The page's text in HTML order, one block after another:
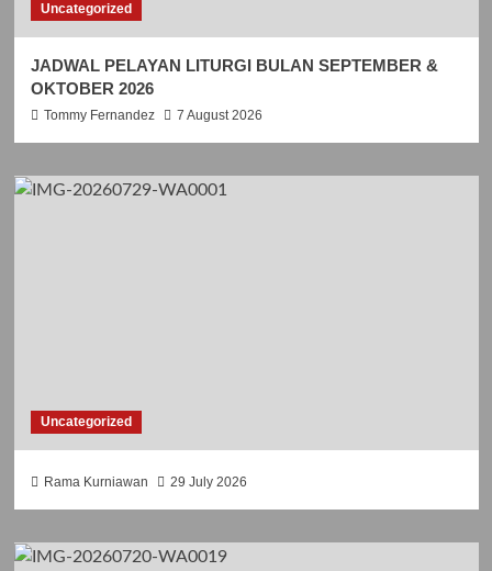
Uncategorized
JADWAL PELAYAN LITURGI BULAN SEPTEMBER &
OKTOBER 2026
Tommy Fernandez 7 August 2026
Uncategorized
Rama Kurniawan 29 July 2026